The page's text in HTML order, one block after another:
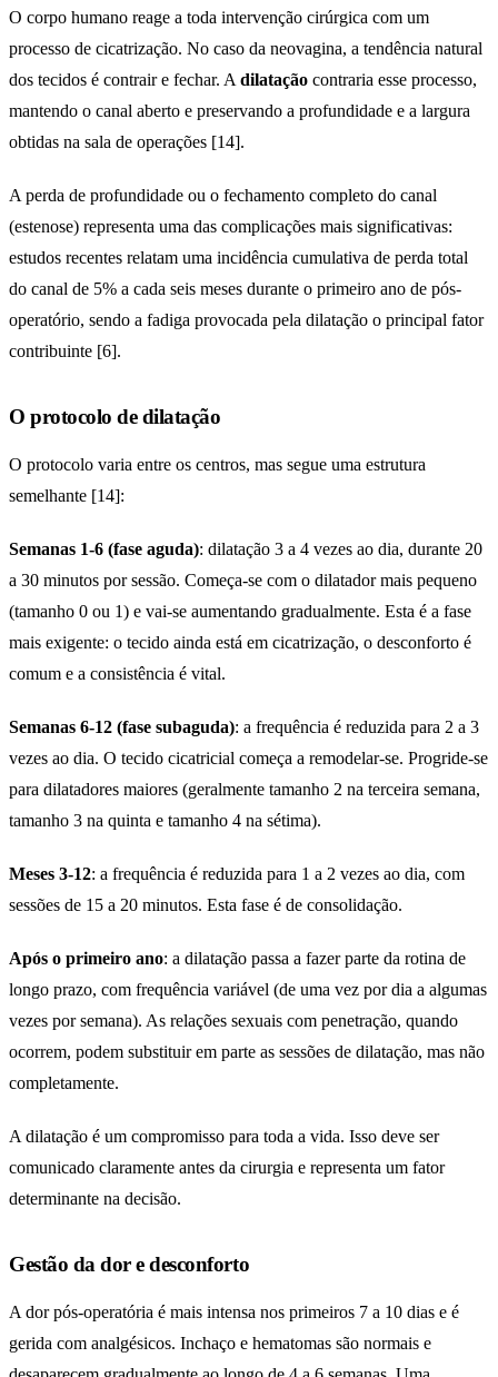
O corpo humano reage a toda intervenção cirúrgica com um
processo de cicatrização. No caso da neovagina, a tendência natural
dos tecidos é contrair e fechar. A dilatação contraria esse processo,
mantendo o canal aberto e preservando a profundidade e a largura
obtidas na sala de operações [14].
A perda de profundidade ou o fechamento completo do canal
(estenose) representa uma das complicações mais significativas:
estudos recentes relatam uma incidência cumulativa de perda total
do canal de 5% a cada seis meses durante o primeiro ano de pós-
operatório, sendo a fadiga provocada pela dilatação o principal fator
contribuinte [6].
O protocolo de dilatação
O protocolo varia entre os centros, mas segue uma estrutura
semelhante [14]:
Semanas 1-6 (fase aguda): dilatação 3 a 4 vezes ao dia, durante 20
a 30 minutos por sessão. Começa-se com o dilatador mais pequeno
(tamanho 0 ou 1) e vai-se aumentando gradualmente. Esta é a fase
mais exigente: o tecido ainda está em cicatrização, o desconforto é
comum e a consistência é vital.
Semanas 6-12 (fase subaguda): a frequência é reduzida para 2 a 3
vezes ao dia. O tecido cicatricial começa a remodelar-se. Progride-se
para dilatadores maiores (geralmente tamanho 2 na terceira semana,
tamanho 3 na quinta e tamanho 4 na sétima).
Meses 3-12: a frequência é reduzida para 1 a 2 vezes ao dia, com
sessões de 15 a 20 minutos. Esta fase é de consolidação.
Após o primeiro ano: a dilatação passa a fazer parte da rotina de
longo prazo, com frequência variável (de uma vez por dia a algumas
vezes por semana). As relações sexuais com penetração, quando
ocorrem, podem substituir em parte as sessões de dilatação, mas não
completamente.
A dilatação é um compromisso para toda a vida. Isso deve ser
comunicado claramente antes da cirurgia e representa um fator
determinante na decisão.
Gestão da dor e desconforto
A dor pós-operatória é mais intensa nos primeiros 7 a 10 dias e é
gerida com analgésicos. Inchaço e hematomas são normais e